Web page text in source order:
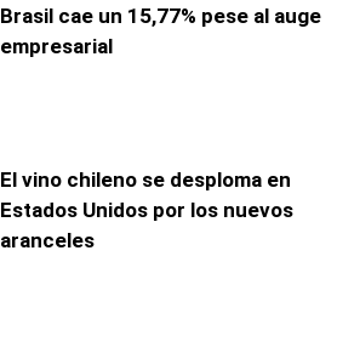
Brasil cae un 15,77% pese al auge
empresarial
El vino chileno se desploma en
Estados Unidos por los nuevos
aranceles